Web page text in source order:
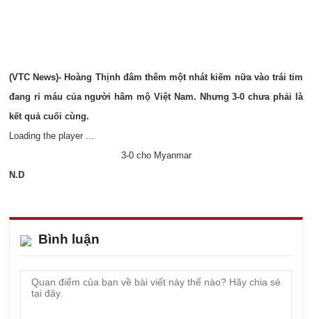
(VTC News)- Hoàng Thịnh đâm thêm một nhát kiếm nữa vào trái tim
đang rỉ máu của người hâm mộ Việt Nam. Nhưng 3-0 chưa phải là
kết quả cuối cùng.
Loading the player ...
3-0 cho Myanmar
N.D
Bình luận